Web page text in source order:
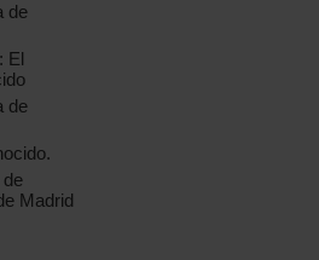
de
El
de
de
Madrid